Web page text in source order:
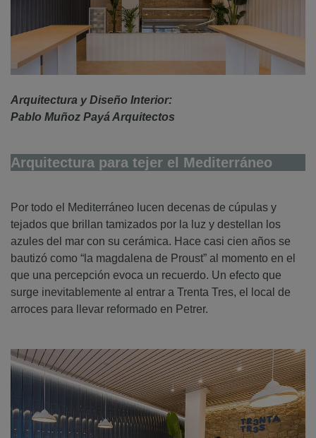
Arquitectura y Diseño Interior:
Pablo Muñoz Payá Arquitectos
Arquitectura para tejer el Mediterráneo
Por todo el Mediterráneo lucen decenas de cúpulas y
tejados que brillan tamizados por la luz y destellan los
azules del mar con su cerámica. Hace casi cien años se
bautizó como “la magdalena de Proust” al momento en el
que una percepción evoca un recuerdo. Un efecto que
surge inevitablemente al entrar a Trenta Tres, el local de
arroces para llevar reformado en Petrer.